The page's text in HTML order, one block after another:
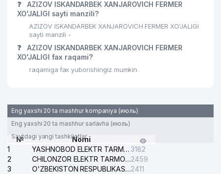
❓
AZIZOV ISKANDARBEK XANJAROVICH FERMER
XO'JALIGI sayti manzili?
AZIZOV ISKANDARBEK XANJAROVICH FERMER XO'JALIGI
sayti manzili -
❓
AZIZOV ISKANDARBEK XANJAROVICH FERMER
XO'JALIGI fax raqami?
raqamiga fax yuborishingiz mumkin.
Eng yaxshi 20 ta mashhur kompaniya (июль)
Eng yaxshi 20 ta mashhur sarlavha (июль)
Saytdagi yangi tashkilotlar
№
Nomi
1
YASHNOBOD ELEKTR TARMOG'I NOSOZLIKLARI XIZMATI 3182
2
CHILONZOR ELEKTR TARMOG'I NOSOZLIK XIZMATI2459
3
O'ZBEKISTON RESPUBLIKASI BOSH PROKURATURASI ISHONCH TELEFONI2411